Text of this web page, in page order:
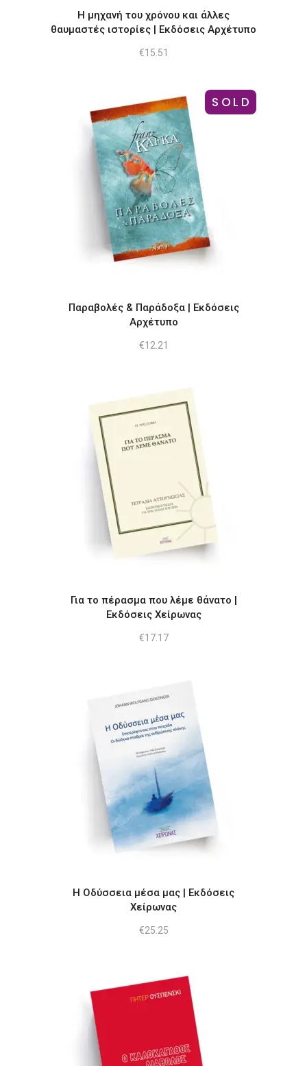
Η μηχανή του χρόνου και άλλες
θαυμαστές ιστορίες | Εκδόσεις Αρχέτυπο
€15.51
SOLD
Παραβολές & Παράδοξα | Εκδόσεις
Αρχέτυπο
€12.21
Για το πέρασμα που λέμε θάνατο |
Εκδόσεις Χείρωνας
€17.17
Η Οδύσσεια μέσα μας | Εκδόσεις
Χείρωνας
€25.25